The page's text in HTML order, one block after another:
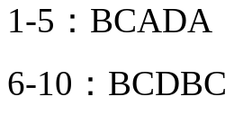
1-5：BCADA
6-10：BCDBC